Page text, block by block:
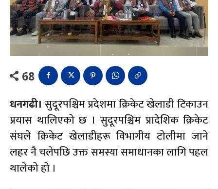
68
धनगढी। सुदूरपश्चिम प्रदेशमा क्रिकेट खेलाडी टिकाउन
प्रयास थालिएको छ । सुदूरपश्चिम प्रादेशिक क्रिकेट
संघले क्रिकेट खेलाडीहरू विभागीय टोलीमा जाने
लहर नै चलेपछि उक्त समस्या समाधानका लागि पहल
थालेको हो ।